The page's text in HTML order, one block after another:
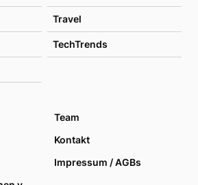
Travel
TechTrends
Team
Kontakt
Impressum / AGBs